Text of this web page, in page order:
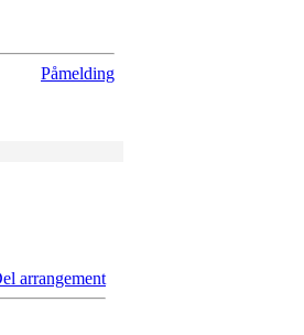
Påmelding
arrangement